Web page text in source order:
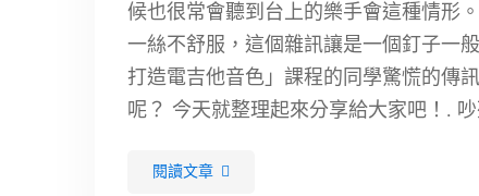
候也很常會聽到台上的樂手會這種情形
一絲不舒服，這個雜訊讓是一個釘子一
打造電吉他音色」課程的同學驚慌的傳
呢？ 今天就整理起來分享給大家吧！.
錄製電腦的三個地方的電源。聽常都是
閱讀文章